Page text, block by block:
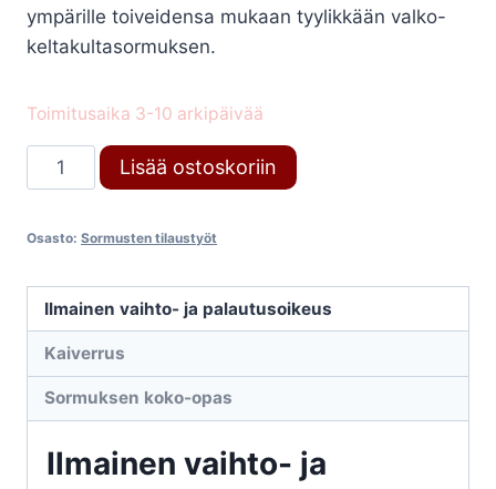
ympärille toiveidensa mukaan tyylikkään valko-
keltakultasormuksen.
Toimitusaika 3-10 arkipäivää
Tilaustyö
määrä
Lisää ostoskoriin
Osasto: Sormusten tilaustyöt
Ilmainen vaihto- ja palautusoikeus
Kaiverrus
Sormuksen koko-opas
Ilmainen vaihto- ja